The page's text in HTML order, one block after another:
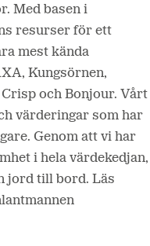
Med basen i
resurser för ett
mest kända
Kungsörnen,
och Bonjour. Vårt
värderingar som har
Genom att vi har
i hela värdekedjan,
jord till bord. Läs